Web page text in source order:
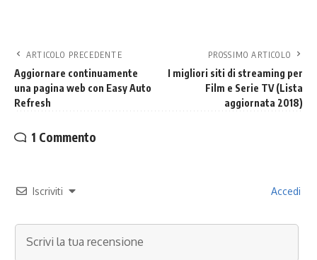
ARTICOLO PRECEDENTE
Aggiornare continuamente
una pagina web con Easy Auto
Refresh
PROSSIMO ARTICOLO
I migliori siti di streaming per
Film e Serie TV (Lista
aggiornata 2018)
1 Commento
Iscriviti Accedi